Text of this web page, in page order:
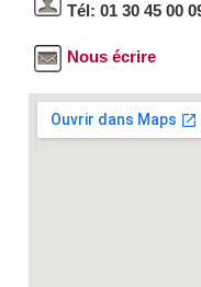
Tél: 01 30 45 00
Nous écrire